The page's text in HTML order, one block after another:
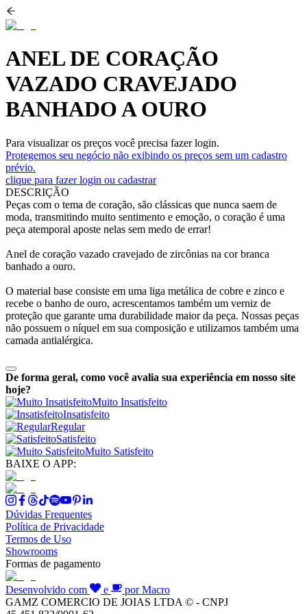
ANEL DE CORAÇÃO
VAZADO CRAVEJADO
BANHADO A OURO
Para visualizar os preços você precisa fazer login.
Protegemos seu negócio não exibindo os preços sem um cadastro
prévio.
clique para fazer login ou cadastrar
DESCRIÇÃO
Peças com o tema de coração, são clássicas que nunca saem de
moda, transmitindo muito sentimento e emoção, o coração é uma
peça atemporal aposte nelas sem medo de errar!
Anel de coração vazado cravejado de zircônias na cor branca
banhado a ouro.
O material base consiste em uma liga metálica de cobre e zinco e
recebe o banho de ouro, acrescentamos também um verniz de
proteção que garante uma durabilidade maior da peça. Nossas peças
não possuem o níquel em sua composição e utilizamos também uma
camada antialérgica.
De forma geral, como você avalia sua experiência em nosso site
hoje?
Muito Insatisfeito
Insatisfeito
Regular
Satisfeito
Muito Satisfeito
BAIXE O APP:
Dúvidas Frequentes
Política de Privacidade
Termos de Uso
Showrooms
Formas de pagamento
Desenvolvido com e
por Macro
GAMZ COMERCIO DE JOIAS LTDA © - CNPJ